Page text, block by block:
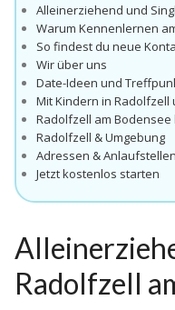
Alleinerziehend und
Warum Kennenlernen
So findest du neue
Wir über uns
Date-Ideen und
Mit Kindern in Radolfzell
Radolfzell am
Radolfzell & Umgebung
Adressen & Anlaufstellen
Jetzt kostenlos starten
Radolfzell